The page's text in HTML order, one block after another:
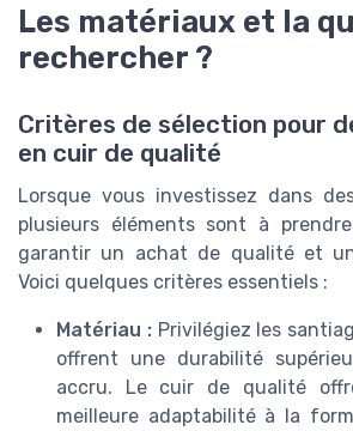
Les matériaux et la
rechercher ?
Critères de sélection pour
en cuir de qualité
Lorsque vous investissez dans
plusieurs éléments sont à
garantir un achat de qualité et
Voici quelques critères essentiels :
Matériau :Privilégiez les
offrent une durabilité
accru. Le cuir de qualité
meilleure adaptabilité à la